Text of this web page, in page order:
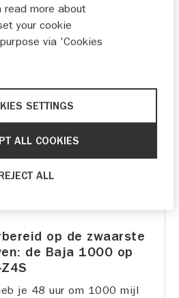
op de zwaarste
de Baja 1000 op
je 48 uur om 1000 mijl
read more about
your cookie
via 'Cookies
SETTINGS
ALL
ALL COOKIES